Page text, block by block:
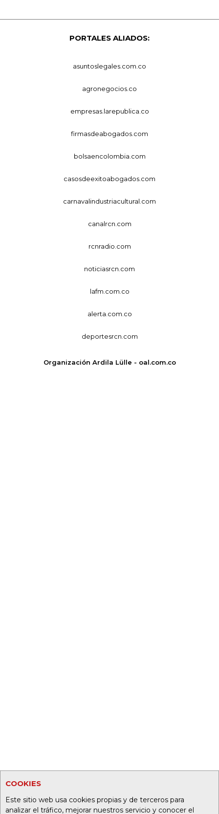
COOKIES
Este sitio web usa cookies propias y de terceros para
analizar el tráfico, mejorar nuestros servicio y conocer el
PORTALES ALIADOS:
asuntoslegales.com.co
agronegocios.co
empresas.larepublica.co
firmasdeabogados.com
bolsaencolombia.com
casosdeexitoabogados.com
carnavalindustriacultural.com
canalrcn.com
rcnradio.com
noticiasrcn.com
lafm.com.co
alerta.com.co
deportesrcn.com
Organización Ardila Lülle - oal.com.co